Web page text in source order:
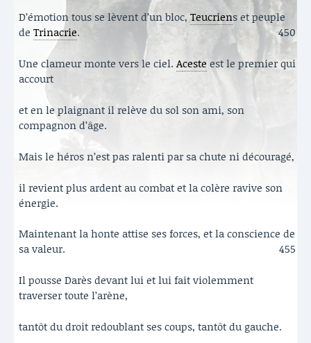
D’émotion tous se lèvent d’un bloc, Teucriens et peuple
de Trinacrie. 450
Une clameur monte vers le ciel. Aceste est le premier qui
accourt
et en le plaignant il relève du sol son ami, son
compagnon d’âge.
Mais le héros n’est pas ralenti par sa chute ni découragé,
il revient plus ardent au combat et la colère ravive son
énergie.
Maintenant la honte attise ses forces, et la conscience de
sa valeur.
455
Il pousse Darès devant lui et lui fait violemment
traverser toute l’arène,
tantôt du droit redoublant ses coups, tantôt du gauche.